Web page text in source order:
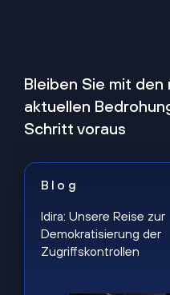
Bleiben Sie mit den
aktuellen
Schritt voraus
Blog
Idira: Unsere Reise zur
Demokratisierung der
Zugriffskontrollen